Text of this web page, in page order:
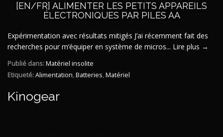
[EN/FR] ALIMENTER LES PETITS APPAREILS
ÉLECTRONIQUES PAR PILES AA
Expérimentation avec résultats mitigés J’ai récemment fait des
recherches pour m’équiper en système de micros... Lire plus →
Publié dans:Matériel insolite
Etiqueté:Alimentation,Batteries,Matériel
Kinogear